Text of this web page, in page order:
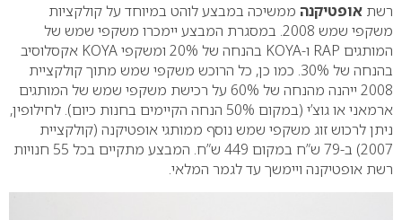
רשת אופטיקנה ממשיכה במבצע לוהט במיוחד על קולקציות
משקפי שמש 2008. במסגרת המבצע יימכרו משקפי שמש של
המותגים RAP ו-KOYA בהנחה של 20% ומשקפי KOYA אקסלוסיב
בהנחה של 30%. כמו כן, כל הרוכש משקפי שמש מתוך קולקציית
2008 ייהנה מהנחה של 60% על רכישת משקפי שמש של המותגים
ארמאני או גוצ’י (במקום 50% הנחה הקיימים בחנות כיום). לחילופין,
ניתן לרכוש זוג משקפי שמש נוסף ממותגי אופטיקנה (קולקציית
2007) ב-79 ש”ח במקום 449 ש”ח. המבצע מתקיים בכל 55 חנויות
רשת אופטיקנה ויימשך עד לגמר המלאי.